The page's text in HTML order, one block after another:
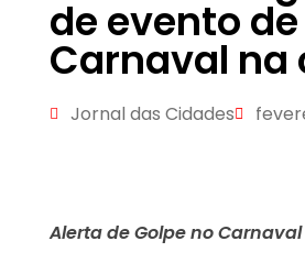
de evento de
Carnaval na
Jornal das Cidades
Alerta de Golpe no